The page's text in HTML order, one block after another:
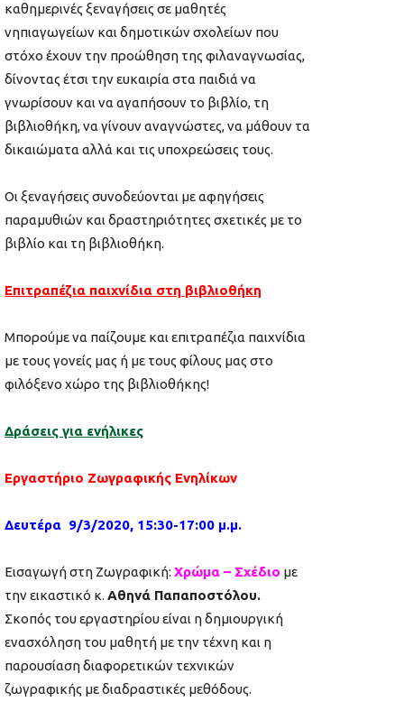
καθημερινές ξεναγήσεις σε μαθητές
νηπιαγωγείων και δημοτικών σχολείων που
στόχο έχουν την προώθηση της φιλαναγνωσίας,
δίνοντας έτσι την ευκαιρία στα παιδιά να
γνωρίσουν και να αγαπήσουν το βιβλίο, τη
βιβλιοθήκη, να γίνουν αναγνώστες, να μάθουν τα
δικαιώματα αλλά και τις υποχρεώσεις τους.
Οι ξεναγήσεις συνοδεύονται με αφηγήσεις
παραμυθιών και δραστηριότητες σχετικές με το
βιβλίο και τη βιβλιοθήκη.
Επιτραπέζια παιχνίδια στη βιβλιοθήκη
Μπορούμε να παίζουμε και επιτραπέζια παιχνίδια
με τους γονείς μας ή με τους φίλους μας στο
φιλόξενο χώρο της βιβλιοθήκης!
Δράσεις για ενήλικες
Εργαστήριο Ζωγραφικής Ενηλίκων
Δευτέρα 9/3/2020, 15:30-17:00 μ.μ.
Εισαγωγή στη Ζωγραφική: Xρώμα – Σχέδιο με
την εικαστικό κ. Αθηνά Παπαποστόλου.
Σκοπός του εργαστηρίου είναι η δημιουργική
ενασχόληση του μαθητή με την τέχνη και η
παρουσίαση διαφορετικών τεχνικών
ζωγραφικής με διαδραστικές μεθόδους.